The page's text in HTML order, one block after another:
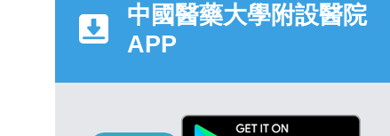
中國醫藥大學附設醫院
APP